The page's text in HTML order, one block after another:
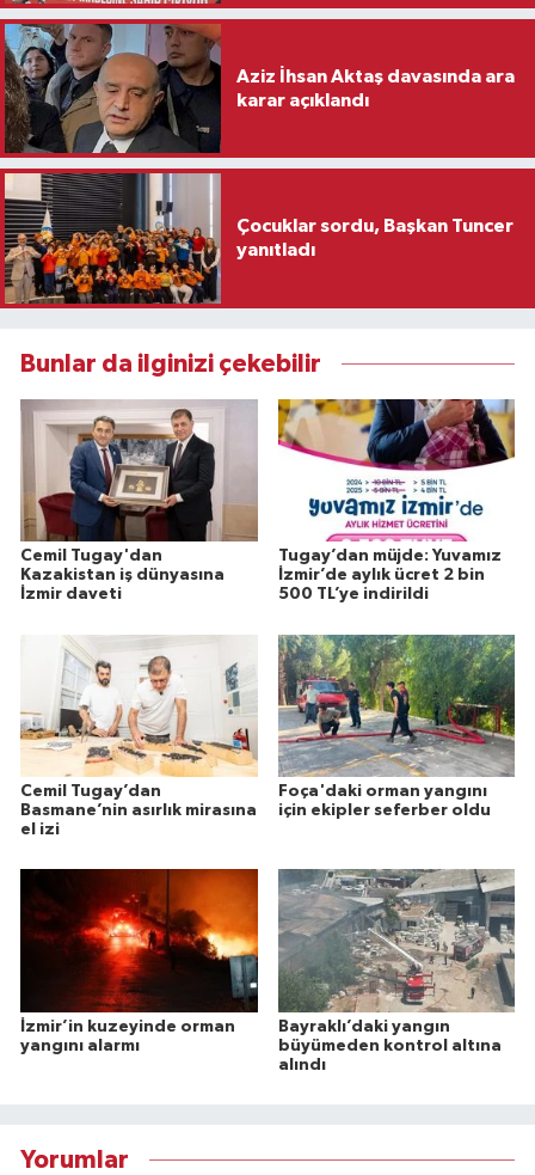
Aziz İhsan Aktaş davasında ara
karar açıklandı
Çocuklar sordu, Başkan Tuncer
yanıtladı
Bunlar da ilginizi çekebilir
Cemil Tugay'dan
Kazakistan iş dünyasına
İzmir daveti
Tugay’dan müjde: Yuvamız
İzmir’de aylık ücret 2 bin
500 TL’ye indirildi
Cemil Tugay’dan
Basmane’nin asırlık mirasına
el izi
Foça'daki orman yangını
için ekipler seferber oldu
İzmir’in kuzeyinde orman
yangını alarmı
Bayraklı’daki yangın
büyümeden kontrol altına
alındı
Yorumlar